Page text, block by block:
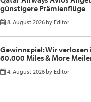
günstigere Prämienflüge
8. August 2026 by Editor
Gewinnspiel: Wir verlosen
60.000 Miles & More
4. August 2026 by Editor